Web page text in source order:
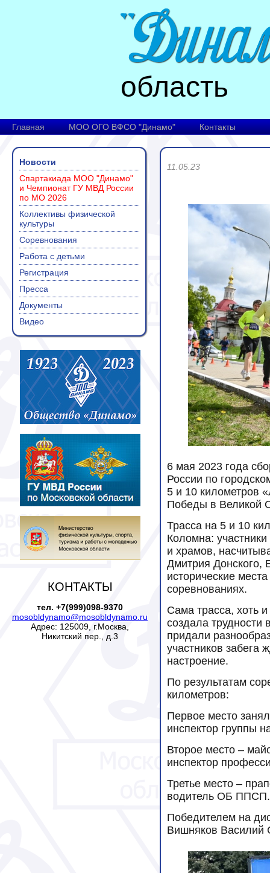
область
Главная МОО ОГО ВФСО "Динамо" Контакты
Новости
Спартакиада МОО "Динамо"
и Чемпионат ГУ МВД России
по МО 2026
Коллективы физической
культуры
Соревнования
Работа с детьми
Регистрация
Пресса
Документы
Видео
КОНТАКТЫ
тел. +7(999)098-9370
mosobldynamo@mosobldynamo.ru
Адрес: 125009, г.Москва,
Никитский пер., д.3
11.05.23
6 мая 2023 года
России по
5 и 10 километров
Победы в Великой
Трасса на 5 и 10
Коломна:
и храмов,
Дмитрия Донского,
исторические
соревнованиях.
Сама трасса, хоть
создала
придали
участников забега
настроение.
По результатам
километров:
Первое место
инспектор группы
Второе место –
инспектор
Третье место –
водитель ОБ ППСП.
Победителем на
Вишняков Василий